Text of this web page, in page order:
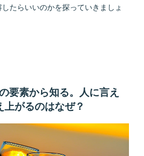
たらいいのかを探っていきましょ
要素から知る。人に言え
上がるのはなぜ？